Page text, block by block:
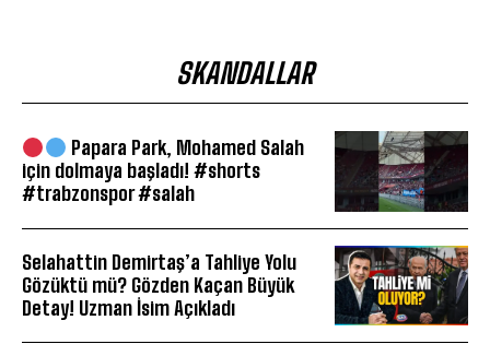
SKANDALLAR
Papara Park, Mohamed Salah
için dolmaya başladı! #shorts
#trabzonspor #salah
Selahattin Demirtaş’a Tahliye Yolu
Gözüktü mü? Gözden Kaçan Büyük
Detay! Uzman İsim Açıkladı